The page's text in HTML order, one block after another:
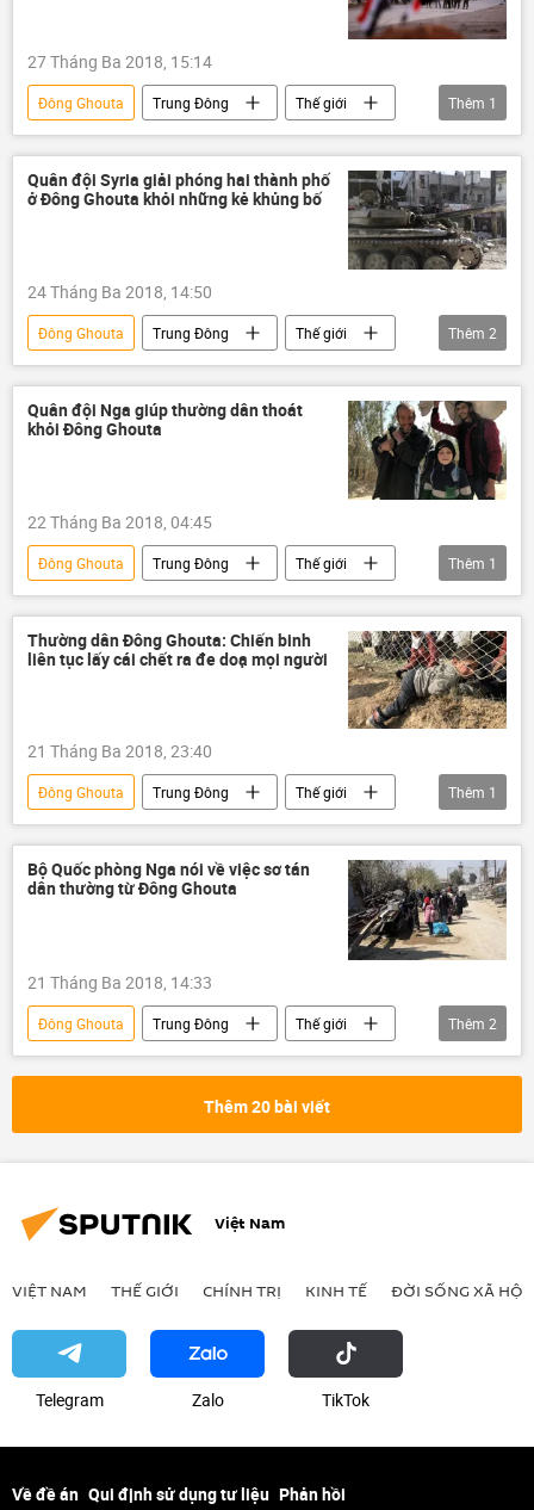
27 Tháng Ba 2018, 15:14
Đông Ghouta Trung Đông
Thế giới
Syria
Thêm 1
Quân đội Syria giải phóng hai thành phố
ở Đông Ghouta khỏi những kẻ khủng bố
24 Tháng Ba 2018, 14:50
Đông Ghouta Trung Đông
Thế giới
Syria
khủng bố
Thêm 2
Quân đội Nga giúp thường dân thoát
khỏi Đông Ghouta
22 Tháng Ba 2018, 04:45
Đông Ghouta Trung Đông
Thế giới
Syria
Thêm 1
Thường dân Đông Ghouta: Chiến binh
liên tục lấy cái chết ra đe doạ mọi người
21 Tháng Ba 2018, 23:40
Đông Ghouta Trung Đông
Thế giới
Syria
Thêm 1
Bộ Quốc phòng Nga nói về việc sơ tán
dân thường từ Đông Ghouta
21 Tháng Ba 2018, 14:33
Đông Ghouta Trung Đông
Thế giới
Syria
Liên bang Nga
Thêm 2
Thêm 20 bài viết
Việt Nam
VIỆT NAM THẾ GIỚI CHÍNH TRỊ KINH TẾ ĐỜI SỐNG XÃ HỘI
Telegram Zalo ТikТоk
Về đề án Qui định sử dụng tư liệu Phản hồi